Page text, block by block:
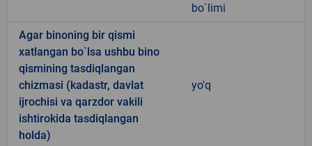
bo`limi
Agar binoning bir qismi
xatlangan bo`lsa ushbu bino
qismining tasdiqlangan
chizmasi (kadastr, davlat
ijrochisi va qarzdor vakili
ishtirokida tasdiqlangan
holda)
yo'q